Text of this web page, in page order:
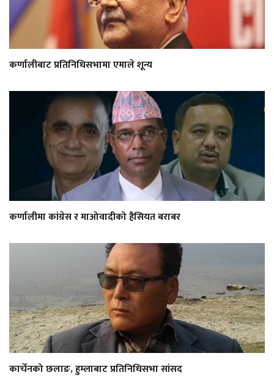
कर्णालीबाट प्रतिनिधिसभामा एमाले शून्य
कर्णालीमा कांग्रेस र माओवादीको हैसियत बराबर
कार्चेनको छलाङ, हुम्लाबाट प्रतिनिधिसभा सांसद